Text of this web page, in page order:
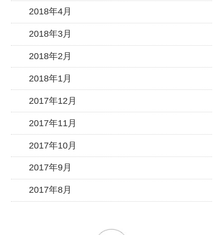
2018年4月
2018年3月
2018年2月
2018年1月
2017年12月
2017年11月
2017年10月
2017年9月
2017年8月